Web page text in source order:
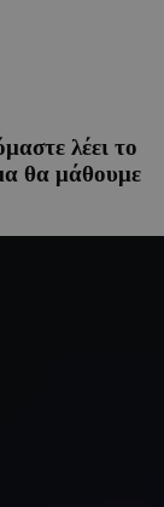
λέει το
θα μάθουμε